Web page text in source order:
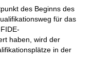
des Beginns des
für das
haben, wird der
in der